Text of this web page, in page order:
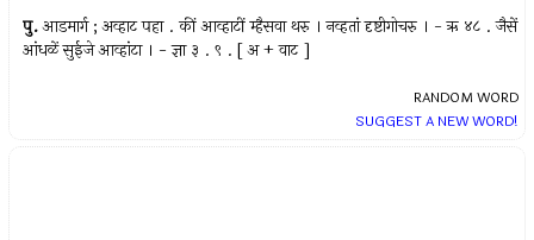
पु. आडमार्ग ; अव्हाट पहा . कीं आव्हाटीं म्हैसवा थरु । नव्हतां दृष्टीगोचरु । - ऋ ४८ . जैसें
आंधळें सुईजे आव्हांटा । - ज्ञा ३ . ९ . [ अ + वाट ]
RANDOM WORD
SUGGEST A NEW WORD!